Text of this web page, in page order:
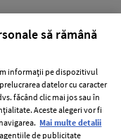
să rămână
informații pe dispozitivul
datelor cu caracter
făcând clic mai jos sau în
Aceste alegeri vor fi
Mai multe detalii
de publicitate